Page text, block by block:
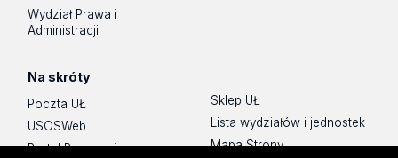
Wydział Prawa i
Administracji
Na skróty
Poczta UŁ
USOSWeb
Portal Pracowniczy
Sklep UŁ
Lista wydziałów i jednostek
Mapa Strony